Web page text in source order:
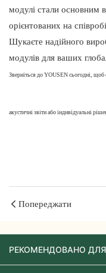
модулі стали основним
орієнтованих на
Шукаєте надійного
модулів для ваших
Зверніться до YOUSEN сьогодні, щоб
акустичні звіти або індивідуальні
Попереджати
РЕКОМЕНДОВАНО